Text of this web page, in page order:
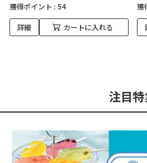
獲得ポイント : 54
詳細 カートに入れる
獲
注目